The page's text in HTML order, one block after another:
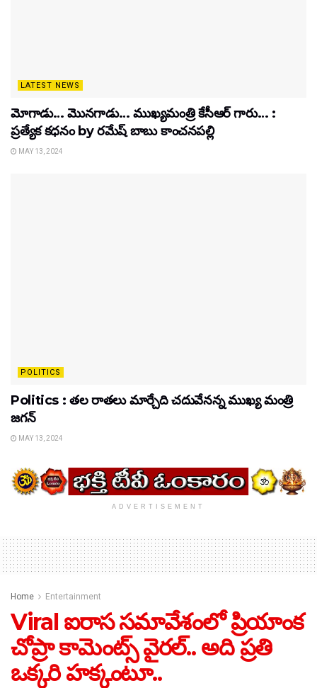
LATEST NEWS
మోగాడు… మొనగాడు… ముఖ్యమంత్రి కేసీఆర్ గారు… :
ప్రత్యేక కధనం by రమేష్ బాబు కాంచనపల్లి
MAY 13, 2024
POLITICS
Politics : తల రాతలు మార్చేది చదువేనన్న ముఖ్య మంత్రి
జగన్
MAY 13, 2024
ADVERTISEMENT
Home Entertainment
Viral ఐరాస సమావేశంలో ప్రియాంక
చోప్రా కామెంట్స్​ వైరల్​.. అది ప్రతి
ఒక్కరి హక్కంటూ..